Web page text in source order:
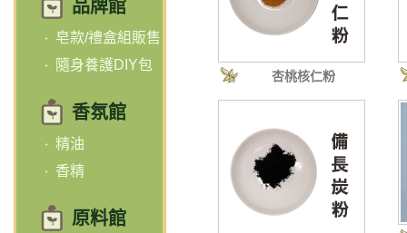
品牌館
皂款/禮盒組販售
隨身養護DIY包
香氛館
精油
香精
原料館
杏桃核仁粉